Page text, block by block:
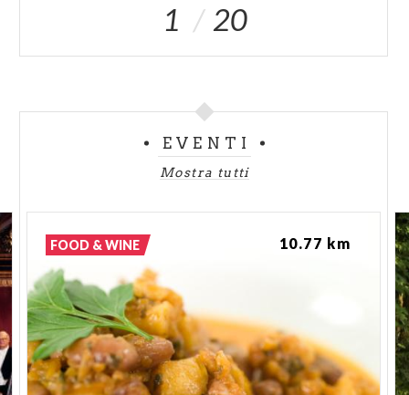
1 20
EVENTI
Mostra tutti
FOOD & WINE 10.77 km